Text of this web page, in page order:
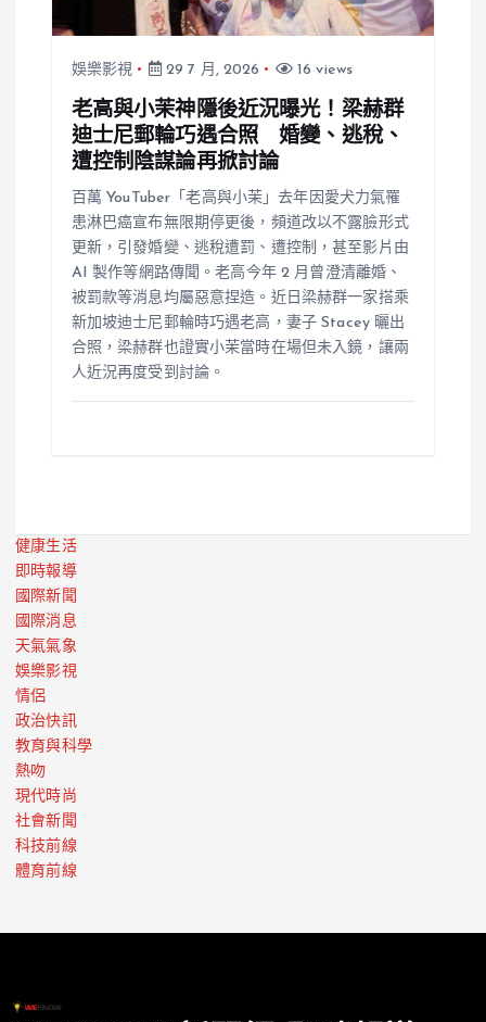
娛樂影視 29 7 月, 2026 16 views
老高與小茉神隱後近況曝光！梁赫群
迪士尼郵輪巧遇合照 婚變、逃稅、
遭控制陰謀論再掀討論
百萬 YouTuber「老高與小茉」去年因愛犬力氣罹
患淋巴癌宣布無限期停更後，頻道改以不露臉形式
更新，引發婚變、逃稅遭罰、遭控制，甚至影片由
AI 製作等網路傳聞。老高今年 2 月曾澄清離婚、
被罰款等消息均屬惡意捏造。近日梁赫群一家搭乘
新加坡迪士尼郵輪時巧遇老高，妻子 Stacey 曬出
合照，梁赫群也證實小茉當時在場但未入鏡，讓兩
人近況再度受到討論。
健康生活
即時報導
國際新聞
國際消息
天氣氣象
娛樂影視
情侶
政治快訊
教育與科學
熱吻
現代時尚
社會新聞
科技前線
體育前線